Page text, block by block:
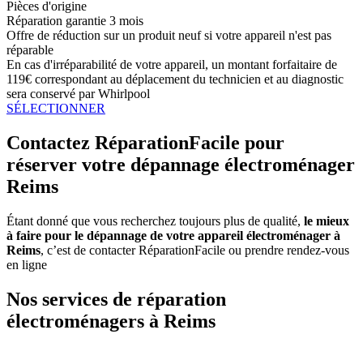
Pièces d'origine
Réparation garantie 3 mois
Offre de réduction sur un produit neuf si votre appareil n'est pas
réparable
En cas d'irréparabilité de votre appareil, un montant forfaitaire de
119€ correspondant au déplacement du technicien et au diagnostic
sera conservé par Whirlpool
SÉLECTIONNER
Contactez RéparationFacile pour
réserver votre dépannage électroménager
Reims
Étant donné que vous recherchez toujours plus de qualité, le mieux
à faire pour le dépannage de votre appareil électroménager à
Reims, c’est de contacter RéparationFacile ou prendre rendez-vous
en ligne
Nos services de réparation
électroménagers à Reims